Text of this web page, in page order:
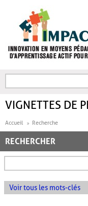
FORMULAIRE DE
VIGNETTES DE
Accueil Recherche
RECHERCHER
Voir tous les mots-clés